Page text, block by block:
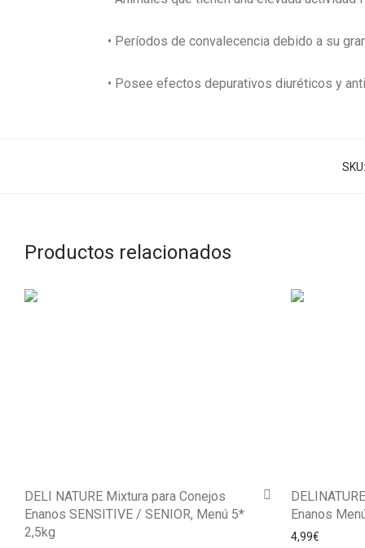
• Períodos de convalecencia debido a su
• Posee efectos depurativos diuréticos y
Productos relacionados
DELI NATURE Mixtura para Conejos
Enanos SENSITIVE / SENIOR, Menú 5*
2,5kg
Enanos
4,99€